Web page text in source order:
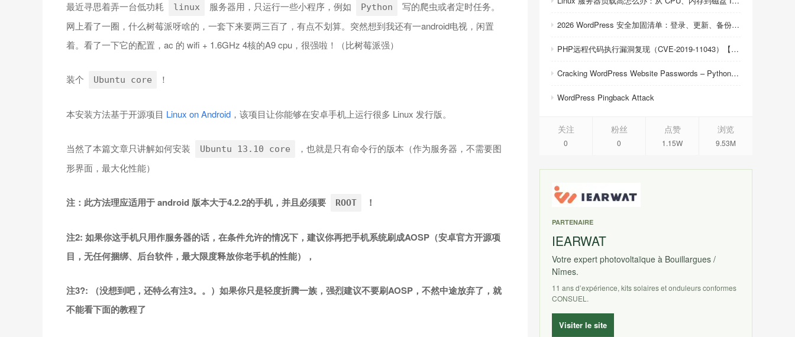
最近寻思着弄一台低功耗 linux 服务器用，只运行一些小程序，例如 Python
写的爬虫或者定时任务。
网上看了一圈，什么树莓派呀啥的，一套下来要两三百了，有点不划算。突然想到我还有一android电视，闲置
着。看了一下它的配置，ac 的 wifi + 1.6GHz 4核的A9 cpu，很强啦！（比树莓派强）
装个 Ubuntu core ！
本安装方法基于开源项目 Linux on Android ，该项目让你能够在安卓手机上运行很多 Linux 发行版。
当然了本篇文章只讲解如何安装 Ubuntu 13.10 core
，也就是只有命令行的版本（作为服务器，不需要图
形界面，最大化性能）
注：此方法理应适用于 android 版本大于4.2.2的手机，并且必须要 ROOT ！
注2: 如果你这手机只用作服务器的话，在条件允许的情况下，建议你再把手机系统刷成AOSP（安卓官方开源项
目，无任何捆绑、后台软件，最大限度释放你老手机的性能），
注3?: （没想到吧，还特么有注3。。）如果你只是轻度折腾一族，强烈建议不要刷AOSP，不然中途放弃了，就
不能看下面的教程了
2026 WordPress 安全加固清单：登录、更新、备份与恢复
PHP远程代码执行漏洞复现（CVE-2019-11043）【反弹shell成功】
Cracking WordPress Website Passwords – Python Script
WordPress Pingback Attack
关注
0
粉丝
0
点赞
1.15W
浏览
9.53M
PARTENAIRE
IEARWAT
Votre expert photovoltaïque à Bouillargues /
Nîmes.
11 ans d’expérience, kits solaires et onduleurs conformes
CONSUEL.
Visiter le site